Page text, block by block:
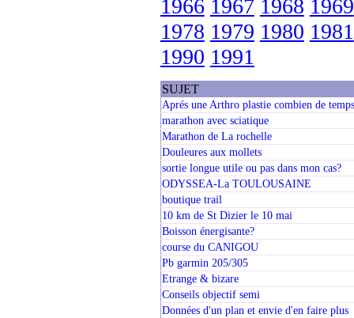
1966 1967 1968 1969
1978 1979 1980 1981
1990 1991
SUJET
Aprés une Arthro plastie combien de
marathon avec sciatique
Marathon de La rochelle
Douleures aux mollets
sortie longue utile ou pas dans mon cas?
ODYSSEA-La TOULOUSAINE
boutique trail
10 km de St Dizier le 10 mai
Boisson énergisante?
course du CANIGOU
Pb garmin 205/305
Etrange & bizare
Conseils objectif semi
Données d'un plan et envie d'en faire plus